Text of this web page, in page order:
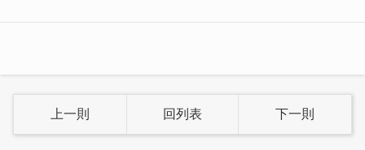
上一則 回列表 下一則